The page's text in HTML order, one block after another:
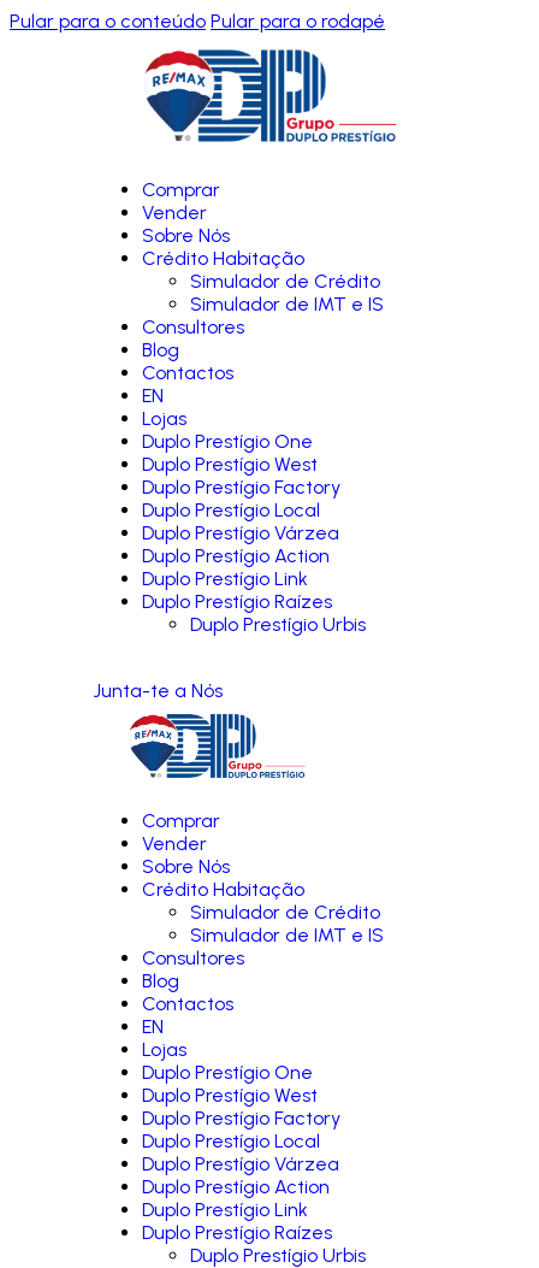
Pular para o conteúdo Pular para o rodapé
Comprar
Vender
Sobre Nós
Crédito Habitação
Simulador de Crédito
Simulador de IMT e IS
Consultores
Blog
Contactos
EN
Lojas
Duplo Prestígio One
Duplo Prestígio West
Duplo Prestígio Factory
Duplo Prestígio Local
Duplo Prestígio Várzea
Duplo Prestígio Action
Duplo Prestígio Link
Duplo Prestígio Raízes
Duplo Prestígio Urbis
Junta-te a Nós
Comprar
Vender
Sobre Nós
Crédito Habitação
Simulador de Crédito
Simulador de IMT e IS
Consultores
Blog
Contactos
EN
Lojas
Duplo Prestígio One
Duplo Prestígio West
Duplo Prestígio Factory
Duplo Prestígio Local
Duplo Prestígio Várzea
Duplo Prestígio Action
Duplo Prestígio Link
Duplo Prestígio Raízes
Duplo Prestígio Urbis